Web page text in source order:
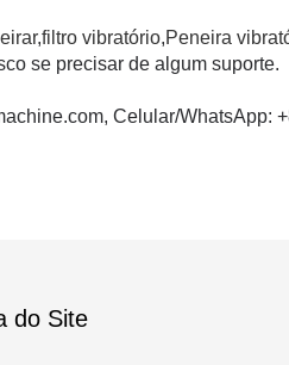
,filtro vibratório,Peneira
se precisar de algum suporte.
Celular/WhatsApp:
do Site